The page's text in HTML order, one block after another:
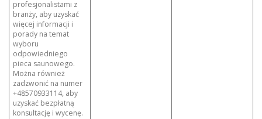
profesjonalistami z
branży, aby uzyskać
więcej informacji i
porady na temat
wyboru
odpowiedniego
pieca saunowego.
Można również
zadzwonić na numer
+48570933114, aby
uzyskać bezpłatną
konsultację i wycenę.